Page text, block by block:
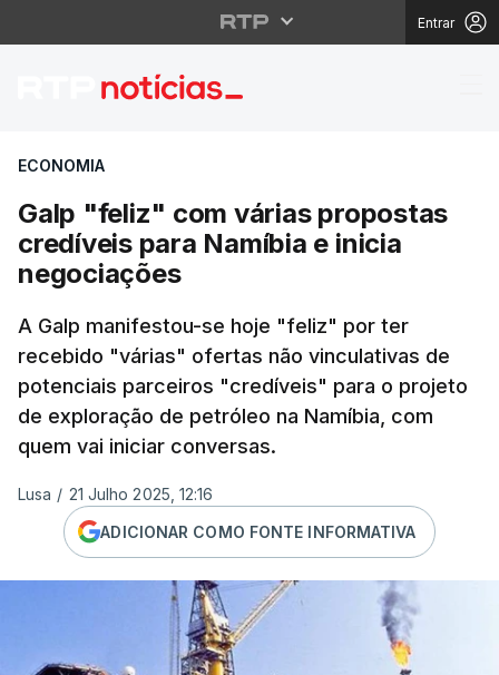
Entrar
Galp "feliz" com
ECONOMIA
Galp "feliz" com várias propostas
credíveis para Namíbia e inicia
negociações
A Galp manifestou-se hoje "feliz" por ter
recebido "várias" ofertas não vinculativas de
potenciais parceiros "credíveis" para o projeto
de exploração de petróleo na Namíbia, com
quem vai iniciar conversas.
Lusa / 21 Julho 2025, 12:16
ADICIONAR COMO FONTE INFORMATIVA